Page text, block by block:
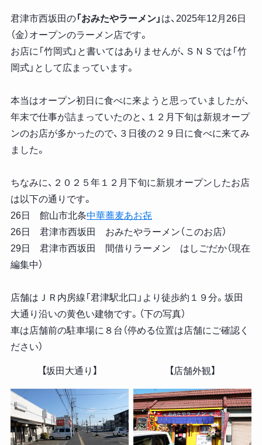
君津市西坂田の「おみたやラーメン」 は、2025年12月26日
（金）オープンのラーメン店です。
お店に「竹岡式」と書いてはありませんが、ＳＮＳでは「竹
岡式」として広まっています。
本当はオープン初日に食べに来ようと思っていましたが、
年末で仕事が詰まっていたのと、１２月下旬は新規オープ
ンのお店が多かったので、３日後の２９日に食べに来てみ
ました。
ちなみに、２０２５年１２月下旬に新規オープンしたお店
は以下の通りです。
26日 館山市北条中華蕎麦あお㐂
26日 君津市西坂田 おみたやラーメン（このお店）
29日 君津市西坂田 間借りラーメン はしごだか（現在
編集中）
店舗はＪＲ内房線「君津駅北口」より徒歩約１９分。坂田
大通り沿いの黄色い建物です。（下の写真）
車は店舗前の駐車場に８台（停める位置は店舗にご確認く
ださい）
【坂田大通り】 【店舗外観】